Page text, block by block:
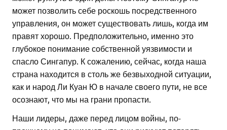
может позволить себе роскошь посредственного
управления, он может существовать лишь, когда им
правят хорошо. Предположительно, именно это
глубокое понимание собственной уязвимости и
спасло Сингапур. К сожалению, сейчас, когда наша
страна находится в столь же безвыходной ситуации,
как и народ Ли Куан Ю в начале своего пути, не все
осознают, что мы на грани пропасти.
Наши лидеры, даже перед лицом войны, по-